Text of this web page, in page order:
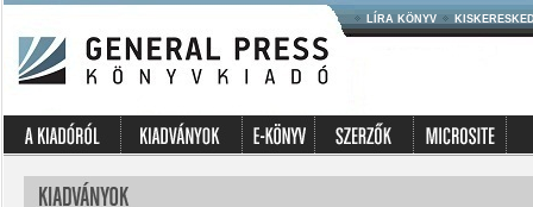
LÍRA KÖNYV